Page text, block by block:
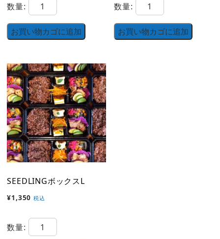
数量:
ラ
ン
ッ
ク
ス
個
お買い物カゴに追加
数量:
地
ラ
お買い物カゴに追加
SEEDLINGボックスL
¥1,350 税込
数量:
SEEDLING